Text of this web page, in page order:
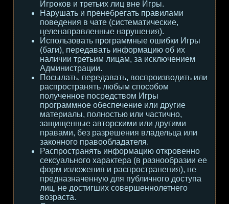
Игроков и третьих лиц вне Игры.
Нарушать и пренебрегать правилами
поведения в чате (систематические,
целенаправленные нарушения).
Использовать программные ошибки Игры
(баги), передавать информацию об их
наличии третьим лицам, за исключением
Администрации.
Посылать, передавать, воспроизводить или
распространять любым способом
полученное посредством Игры
программное обеспечение или другие
материалы, полностью или частично,
защищенные авторскими или другими
правами, без разрешения владельца или
законного правообладателя.
Распространять информацию откровенно
сексуального характера (в разнообразии ее
форм изложения и распространения), не
предназначенную для публичного доступа
лиц, не достигших совершеннолетнего
возраста.